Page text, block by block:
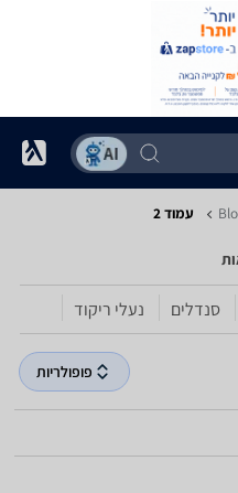
עמוד 2
סנדלים נעלי ריקוד
פופולריות